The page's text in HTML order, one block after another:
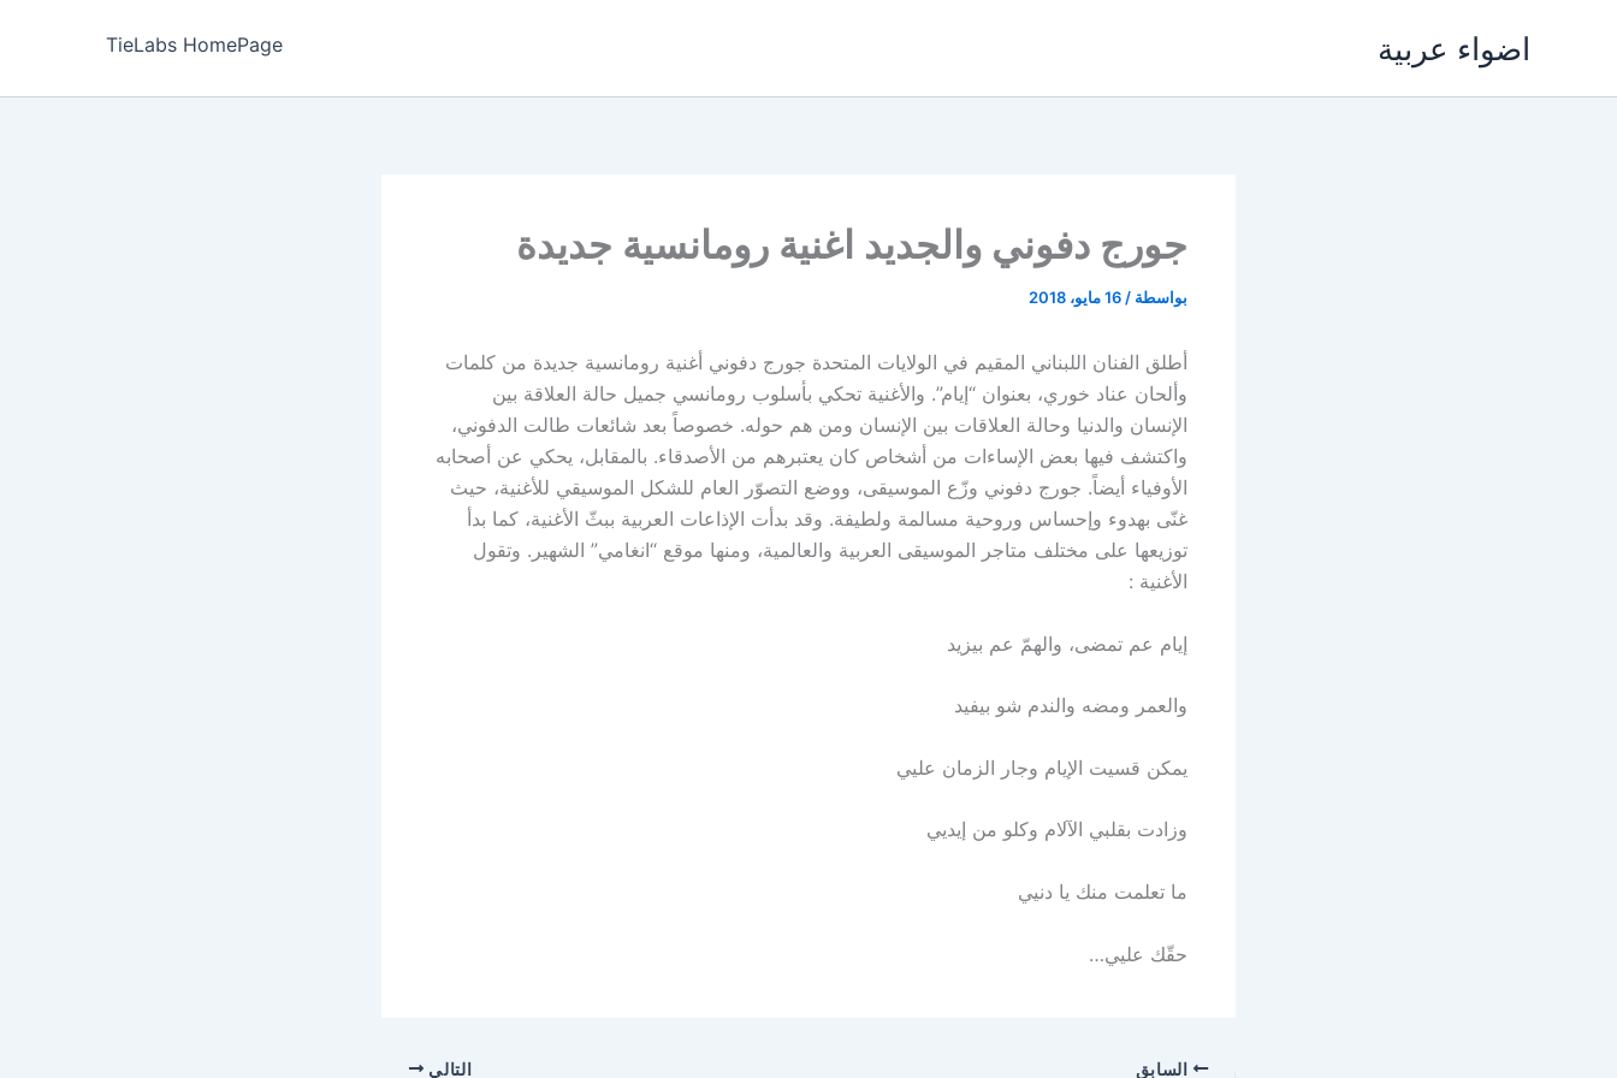
اضواء عربية TieLabs HomePage
جورج دفوني والجديد اغنية رومانسية جديدة
بواسطة / 16 مايو، 2018
أطلق الفنان اللبناني المقيم في الولايات المتحدة جورج دفوني أغنية رومانسية جديدة من كلمات
وألحان عناد خوري، بعنوان “إيام”. والأغنية تحكي بأسلوب رومانسي جميل حالة العلاقة بين
الإنسان والدنيا وحالة العلاقات بين الإنسان ومن هم حوله. خصوصاً بعد شائعات طالت الدفوني،
واكتشف فيها بعض الإساءات من أشخاص كان يعتبرهم من الأصدقاء. بالمقابل، يحكي عن أصحابه
الأوفياء أيضاً. جورج دفوني وزّع الموسيقى، ووضع التصوّر العام للشكل الموسيقي للأغنية، حيث
غنّى بهدوء وإحساس وروحية مسالمة ولطيفة. وقد بدأت الإذاعات العربية ببثّ الأغنية، كما بدأ
توزيعها على مختلف متاجر الموسيقى العربية والعالمية، ومنها موقع “انغامي” الشهير. وتقول
الأغنية :
إيام عم تمضى، والهمّ عم بيزيد
والعمر ومضه والندم شو بيفيد
يمكن قسيت الإيام وجار الزمان عليي
وزادت بقلبي الآلام وكلو من إيديي
ما تعلمت منك يا دنيي
حقّك عليي…
السابق التالي